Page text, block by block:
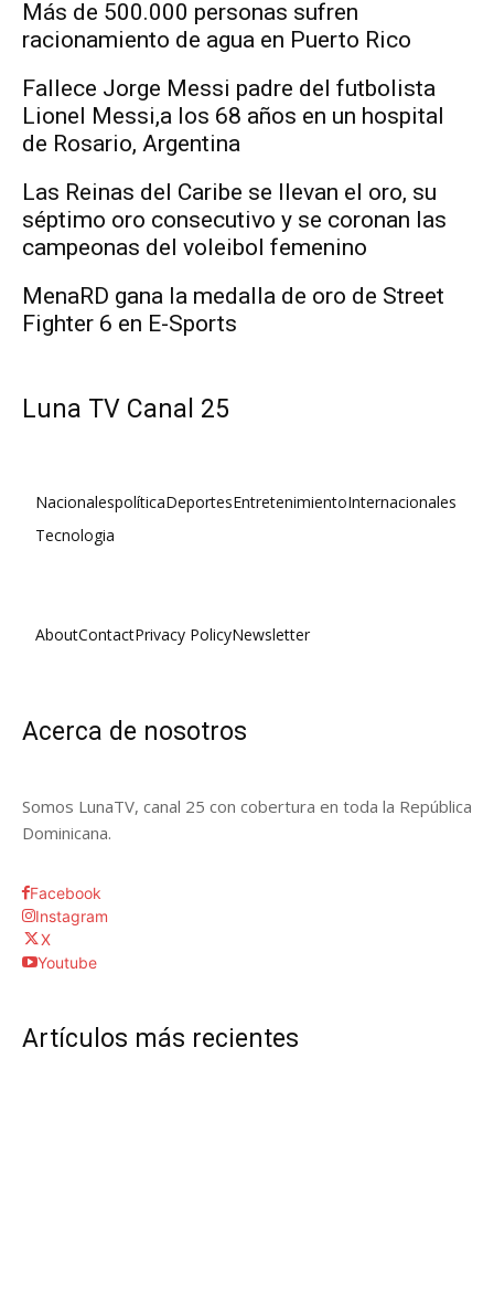
Más de 500.000 personas sufren
racionamiento de agua en Puerto Rico
Fallece Jorge Messi padre del futbolista
Lionel Messi,a los 68 años en un hospital
de Rosario, Argentina
Las Reinas del Caribe se llevan el oro, su
séptimo oro consecutivo y se coronan las
campeonas del voleibol femenino
MenaRD gana la medalla de oro de Street
Fighter 6 en E-Sports
Luna TV Canal 25
NacionalespolíticaDeportesEntretenimientoInternacionales
Tecnologia
AboutContactPrivacy PolicyNewsletter
Acerca de nosotros
Somos LunaTV, canal 25 con cobertura en toda la República
Dominicana.
Facebook
Instagram
X
Youtube
Artículos más recientes